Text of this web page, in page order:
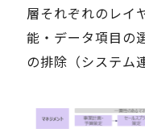
層それぞれのレイ
能・データ項目の
の排除（システム